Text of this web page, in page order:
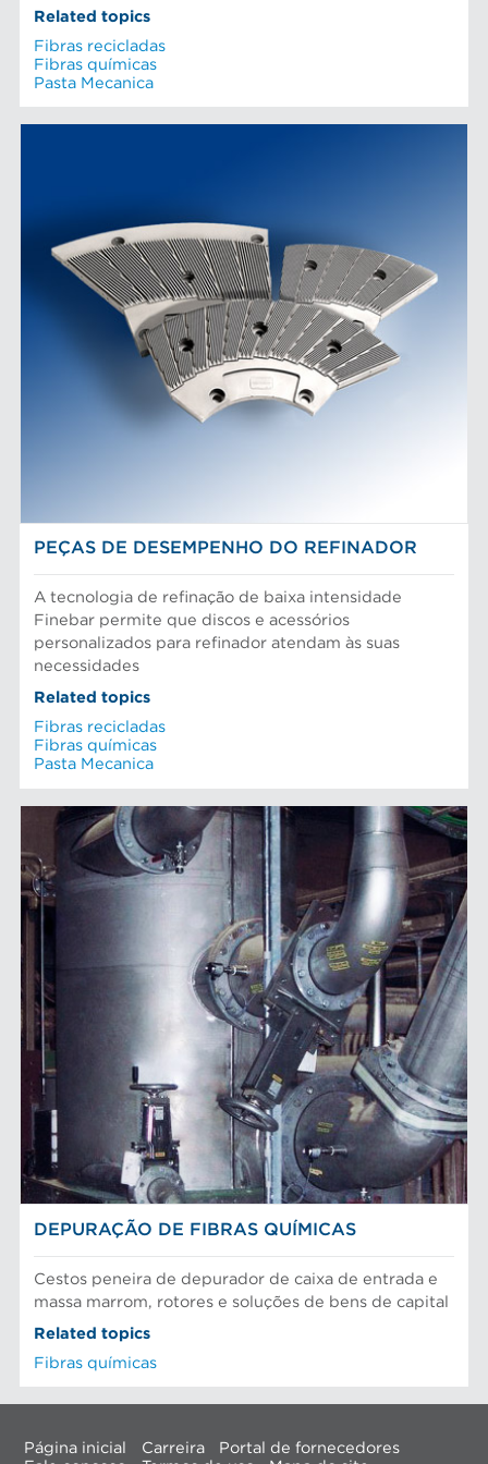
Related topics
Fibras recicladas
Fibras químicas
Pasta Mecanica
PEÇAS DE DESEMPENHO DO REFINADOR
A tecnologia de refinação de baixa intensidade
Finebar permite que discos e acessórios
personalizados para refinador atendam às suas
necessidades
Related topics
Fibras recicladas
Fibras químicas
Pasta Mecanica
DEPURAÇÃO DE FIBRAS QUÍMICAS
Cestos peneira de depurador de caixa de entrada e
massa marrom, rotores e soluções de bens de capital
Related topics
Fibras químicas
Página inicial Carreira
Portal de fornecedores